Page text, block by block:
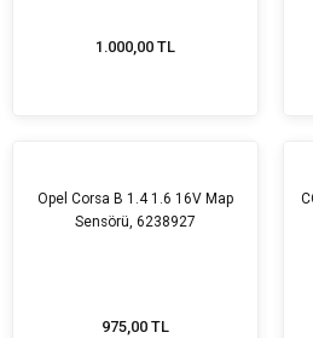
1.000,00 TL
Opel Corsa B 1.4 1.6 16V Map
Sensörü, 6238927
975,00 TL